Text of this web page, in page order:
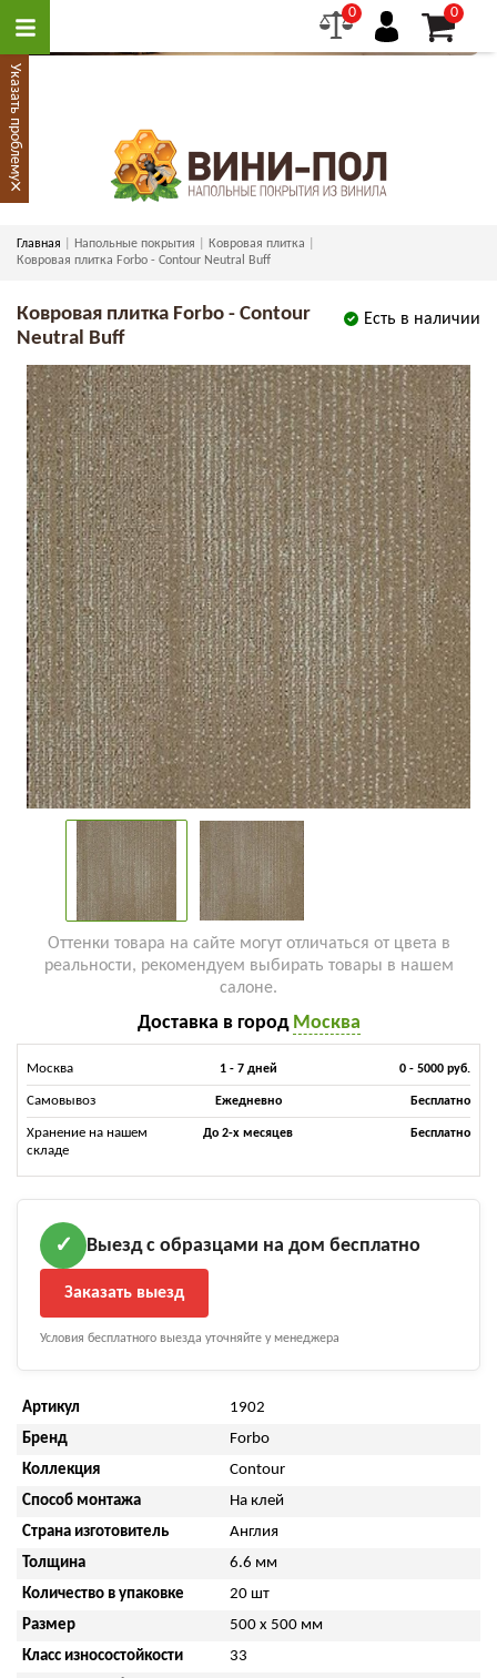
0 0
Главная Напольные покрытия
Ковровая плитка
Ковровая плитка Forbo - Contour Neutral Buff
Есть в наличии
Ковровая плитка Forbo - Contour
Neutral Buff
Оттенки товара на сайте могут отличаться от цвета в
реальности, рекомендуем выбирать товары в нашем
салоне.
Доставка в город Москва
Москва 1 - 7 дней 0 - 5000 руб.
Самовывоз Ежедневно Бесплатно
Хранение на нашем
складе
До 2-х месяцев Бесплатно
✓ Выезд с образцами на дом бесплатно
Заказать выезд
Условия бесплатного выезда уточняйте у менеджера
Артикул
1902
Бренд
Forbo
Коллекция
Contour
Способ монтажа
На клей
Страна изготовитель
Англия
Толщина
6.6 мм
Количество в упаковке
20 шт
Размер
500 x 500 мм
Класс износостойкости
33
Указать проблему
×